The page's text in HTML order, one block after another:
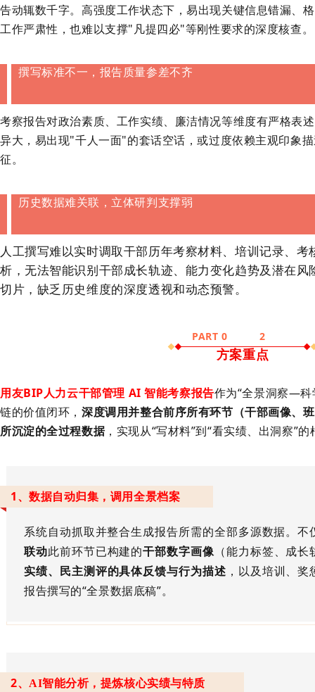
告动辄数千字。高强度工作状态下，易出现关键信息错漏、
工作严肃性，也难以支撑"凡提四必"等刚性要求的深度核查。
撰写标准不一，报告质量参差不齐
考察报告对政治素质、工作实绩、廉洁情况等维度有严格表
异大，易出现"千人一面"的套话空话，或过度依赖主观印象
征。
历史数据难关联，立体研判支撑弱
人工撰写难以实时调取干部历年考察材料、培训记录、
析，无法智能识别干部成长轨迹、能力变化趋势及潜在
切片，缺乏历史维度的深度透视和动态预警。
PART 0 2
方案重点
用友BIP人力云干部管理 AI 智能考察报告作为“全景洞察—
链的价值闭环，深度调用并整合前序所有环节（干部画像、
所沉淀的全过程数据，实现从“写材料”到“看实绩、出洞察”
1、数据自动归集，调用全景档案
系统自动抓取并整合生成报告所需的全部多源数据。
联动此前环节已构建的干部数字画像（能力标签、成长
实绩、 民主测评的具体反馈与行为描述 ，以及培训、
报告撰写的“全景数据底稿”。
2、AI智能分析，提炼核心实绩与特质